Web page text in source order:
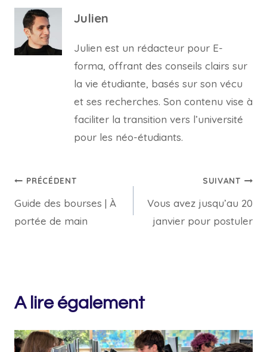
Julien
Julien est un rédacteur pour E-
forma, offrant des conseils clairs sur
la vie étudiante, basés sur son vécu
et ses recherches. Son contenu vise à
faciliter la transition vers l’université
pour les néo-étudiants.
Navigation
de
l’article
PRÉCÉDENT
Guide des bourses | À
portée de main
SUIVANT
Vous avez jusqu’au 20
janvier pour postuler
A lire également